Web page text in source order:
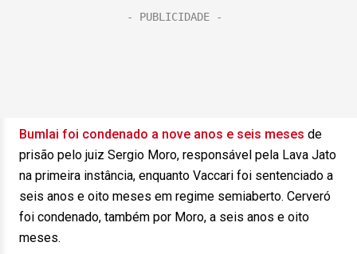
Bumlai foi condenado a nove anos e seis meses de
prisão pelo juiz Sergio Moro, responsável pela Lava Jato
na primeira instância, enquanto Vaccari foi sentenciado a
seis anos e oito meses em regime semiaberto. Cerveró
foi condenado, também por Moro, a seis anos e oito
meses.